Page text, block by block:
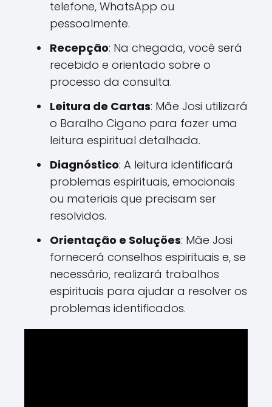
telefone, WhatsApp ou
pessoalmente.
Recepção: Na chegada, você será
recebido e orientado sobre o
processo da consulta.
Leitura de Cartas: Mãe Josi utilizará
o Baralho Cigano para fazer uma
leitura espiritual detalhada.
Diagnóstico: A leitura identificará
problemas espirituais, emocionais
ou materiais que precisam ser
resolvidos.
Orientação e Soluções: Mãe Josi
fornecerá conselhos espirituais e, se
necessário, realizará trabalhos
espirituais para ajudar a resolver os
problemas identificados.